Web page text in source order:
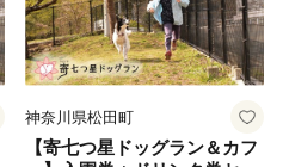
神奈川県松田町
【寄七つ星ドッグラン＆カフ